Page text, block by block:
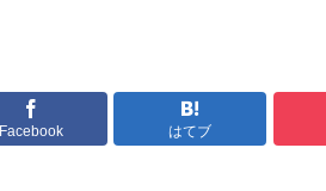
Facebook はてブ